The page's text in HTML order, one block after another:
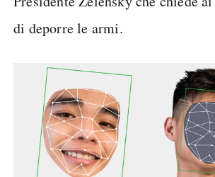
di deporre le armi.